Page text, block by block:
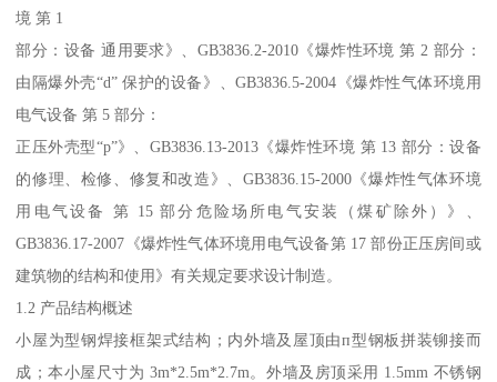
境 第 1
部分：设备 通用要求》、GB3836.2-2010《爆炸性环境 第 2 部分：
由隔爆外壳“d” 保护的设备》、GB3836.5-2004《爆炸性气体环境用
电气设备 第 5 部分：
正压外壳型“p”》、GB3836.13-2013《爆炸性环境 第 13 部分：设备
的修理、检修、修复和改造》、GB3836.15-2000《爆炸性气体环境
用电气设备 第 15 部分危险场所电气安装（煤矿除外）》、
GB3836.17-2007《爆炸性气体环境用电气设备第 17 部份正压房间或
建筑物的结构和使用》有关规定要求设计制造。
1.2 产品结构概述
小屋为型钢焊接框架式结构；内外墙及屋顶由п型钢板拼装铆接而
成；本小屋尺寸为 3m*2.5m*2.7m。外墙及房顶采用 1.5mm 不锈钢